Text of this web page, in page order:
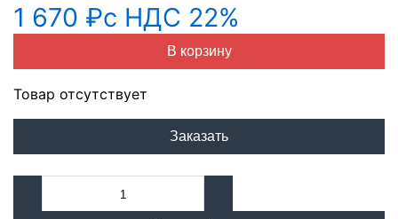
1 670 ₽с НДС 22%
В корзину
Товар отсутствует
Заказать